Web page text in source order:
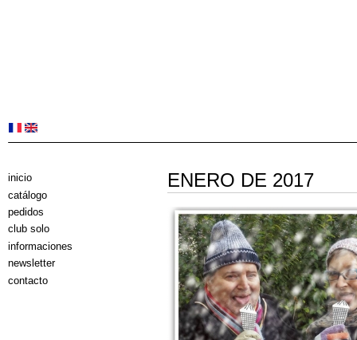
ENERO DE 2017
inicio
catálogo
pedidos
club solo
informaciones
newsletter
contacto